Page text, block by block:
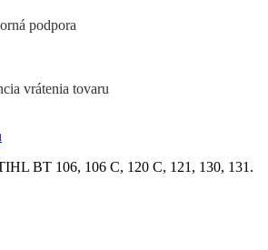
podpora
vrátenia tovaru
BT 106, 106 C, 120 C, 121, 130, 131.